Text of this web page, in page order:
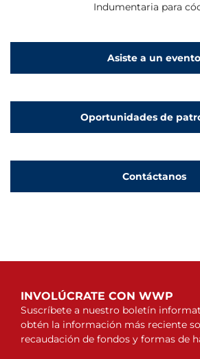
Indumentaria para
Asiste a un evento
Oportunidades de
Contáctanos
INVOLÚCRATE CON WWP
Suscríbete a nuestro boletín
obtén la información más reciente
recaudación de fondos y formas de